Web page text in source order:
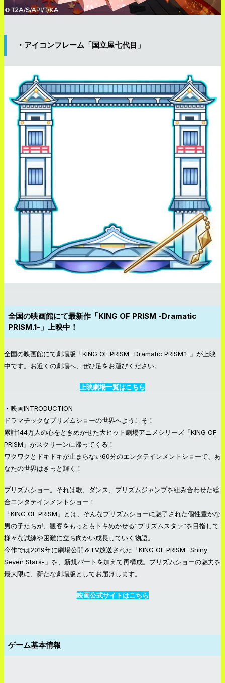
・アイコンフレーム「国立屋七代目」
全国の映画館にて最新作「KING OF PRISM -Dramatic
PRISM.1-」上映中！
全国の映画館にて劇場版「KING OF PRISM -Dramatic PRISM.1-」が上映
中です。お近くの劇場へ、ぜひ足をお運びください。
上映劇場一覧はこちら
・映画INTRODUCTION
ドラマチックなプリズムショーの世界へようこそ！
累計144万人の心をときめかせた大ヒット劇場アニメシリーズ「KING OF
PRISM」がスクリーンに帰ってくる！
ワクワクとドキドキが止まらない60分のエンタテインメントショーで、あ
なたの世界はきっと輝く！
プリズムショー。それは歌、ダンス、プリズムジャンプを組み合わせた総
合エンタテインメントショー！
「KING OF PRISM」とは、そんなプリズムショーに魅了された個性豊かな
男の子たちが、観客をもっともトキめかせる“プリズムスタァ”を目指して
様々な試練や困難に立ち向かい成長していく物語。
今作では2019年に劇場公開＆TV放送された「KING OF PRISM -Shiny
Seven Stars-」を、新規パートを加えて再構成。プリズムショーの魅力を
最大限に、新たな劇場版としてお届けします。
映画公式サイトはこちら
ゲーム基本情報